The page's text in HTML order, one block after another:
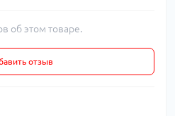
об этом товаре.
отзыв